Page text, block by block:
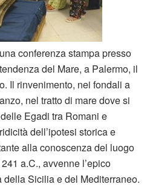
conferenza stampa presso
del Mare, a Palermo, il
Il rinvenimento, nei fondali a
nel tratto di mare dove si
Egadi tra Romani e
dell’ipotesi storica e
alla conoscenza del luogo
a.C., avvenne l’epico
Sicilia e del Mediterraneo.